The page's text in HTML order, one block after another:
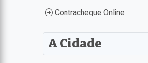
Contracheque Online
A Cidade